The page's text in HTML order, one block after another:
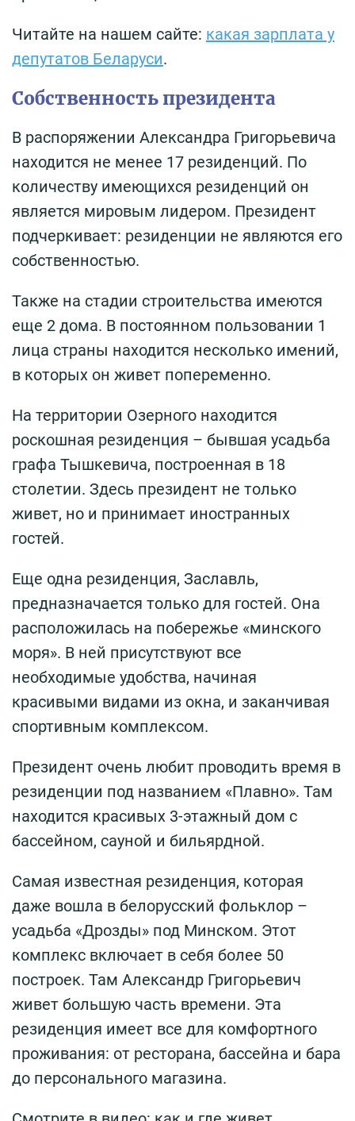
Читайте на нашем сайте: какая зарплата у
депутатов Беларуси.
Собственность президента
В распоряжении Александра Григорьевича
находится не менее 17 резиденций. По
количеству имеющихся резиденций он
является мировым лидером. Президент
подчеркивает: резиденции не являются его
собственностью.
Также на стадии строительства имеются
еще 2 дома. В постоянном пользовании 1
лица страны находится несколько имений,
в которых он живет попеременно.
На территории Озерного находится
роскошная резиденция – бывшая усадьба
графа Тышкевича, построенная в 18
столетии. Здесь президент не только
живет, но и принимает иностранных
гостей.
Еще одна резиденция, Заславль,
предназначается только для гостей. Она
расположилась на побережье «минского
моря». В ней присутствуют все
необходимые удобства, начиная
красивыми видами из окна, и заканчивая
спортивным комплексом.
Президент очень любит проводить время в
резиденции под названием «Плавно». Там
находится красивых 3-этажный дом с
бассейном, сауной и бильярдной.
Самая известная резиденция, которая
даже вошла в белорусский фольклор –
усадьба «Дрозды» под Минском. Этот
комплекс включает в себя более 50
построек. Там Александр Григорьевич
живет большую часть времени. Эта
резиденция имеет все для комфортного
проживания: от ресторана, бассейна и бара
до персонального магазина.